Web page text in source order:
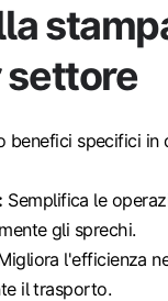
settore
benefici specifici in
Semplifica le
gli sprechi.
l'efficienza
il trasporto.